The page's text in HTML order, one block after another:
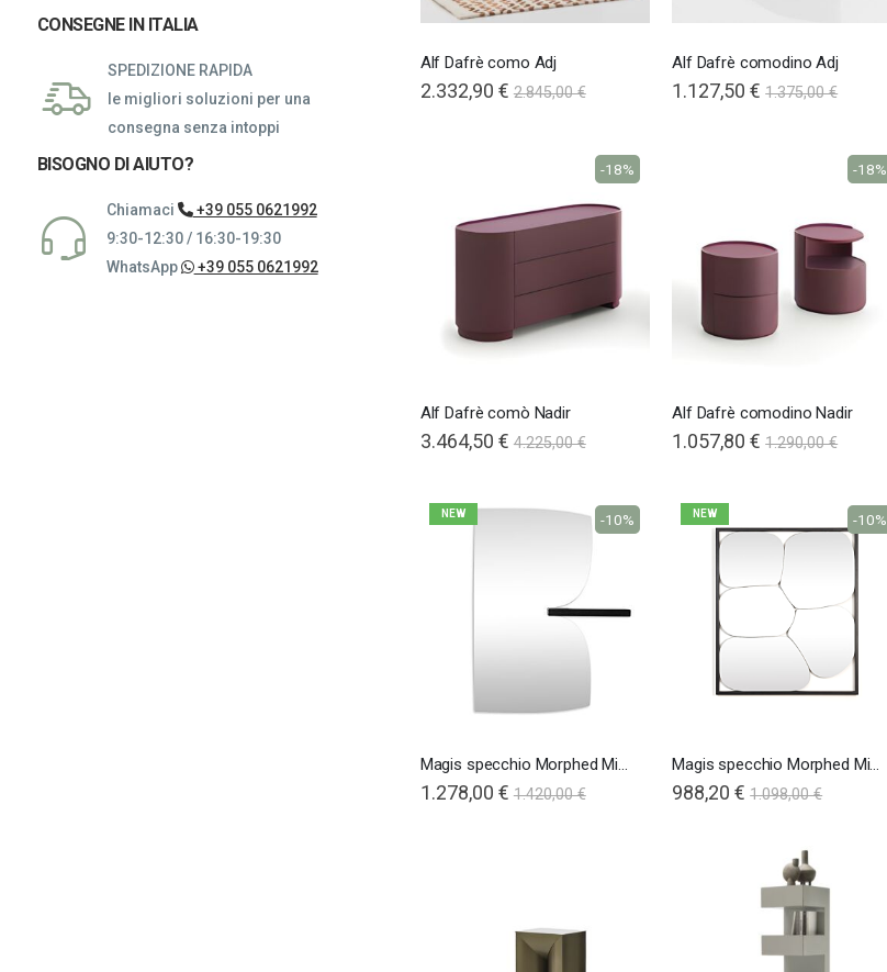
Alf Dafrè como Adj
2.332,90 € 2.845,00 €
Alf Dafrè comodino Adj
1.127,50 € 1.375,00 €
Alf Dafrè comò Nadir
3.464,50 € 4.225,00 €
-18%
Alf Dafrè comodino Nadir
1.057,80 € 1.290,00 €
-18%
NEW
Magis specchio Morphed Mirror 4/5
1.278,00 € 1.420,00 €
-10% NEW
Magis specchio Morphed Mirror 1/2/3
988,20 € 1.098,00 €
-10%
CONSEGNE IN ITALIA
SPEDIZIONE RAPIDA
le migliori soluzioni per una
consegna senza intoppi
BISOGNO DI AIUTO?
Chiamaci
+39 055 0621992
9:30-12:30 / 16:30-19:30
WhatsApp
+39 055 0621992